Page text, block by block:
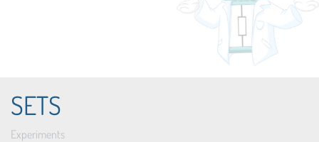
SETS
Experiments